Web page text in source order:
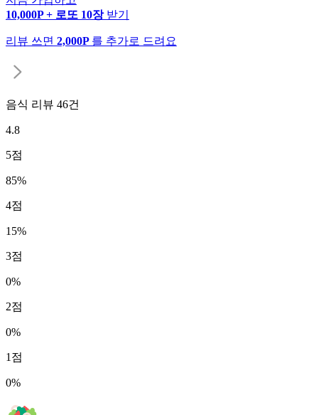
10,000P + 로또 10장 받기
리뷰 쓰면 2,000P 를 추가로 드려요
음식 리뷰 46건
4.8
5점
85%
4점
15%
3점
0%
2점
0%
1 점
0%